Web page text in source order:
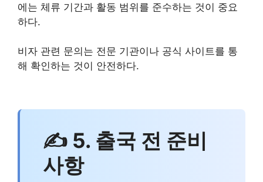
에는 체류 기간과 활동 범위를 준수하는 것이 중요
하다.
비자 관련 문의는 전문 기관이나 공식 사이트를 통
해 확인하는 것이 안전하다.
✍ 5. 출국 전 준비
사항